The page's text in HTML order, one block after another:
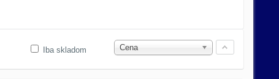
Cena
Iba skladom